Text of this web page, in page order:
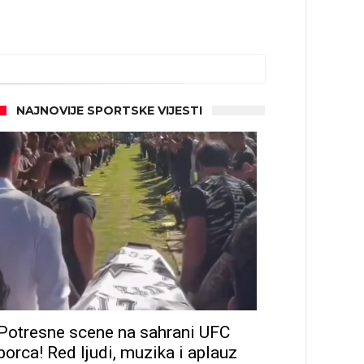
NAJNOVIJE SPORTSKE VIJESTI
scene na sahrani UFC
Red ljudi, muzika i aplauz